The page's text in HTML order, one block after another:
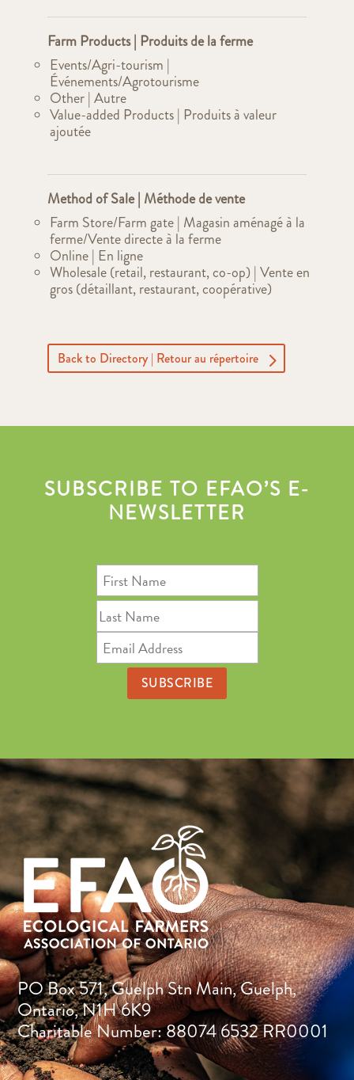
Farm Products | Produits de la ferme
Events/Agri-tourism |
Événements/Agrotourisme
Other | Autre
Value-added Products | Produits à valeur
ajoutée
Method of Sale | Méthode de vente
Farm Store/Farm gate | Magasin aménagé à la
ferme/Vente directe à la ferme
Online | En ligne
Wholesale (retail, restaurant, co-op) | Vente en
gros (détaillant, restaurant, coopérative)
Back to Directory | Retour au répertoire
SUBSCRIBE TO EFAO’S E-
NEWSLETTER
PO Box 571, Guelph Stn Main, Guelph,
Ontario, N1H 6K9
Charitable Number: 88074 6532 RR0001